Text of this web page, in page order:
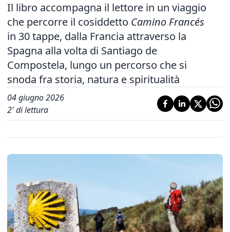
Il libro accompagna il lettore in un viaggio
che percorre il cosiddetto Camino Francés
in 30 tappe, dalla Francia attraverso la
Spagna alla volta di Santiago de
Compostela, lungo un percorso che si
snoda fra storia, natura e spiritualità
04 giugno 2026
2' di lettura